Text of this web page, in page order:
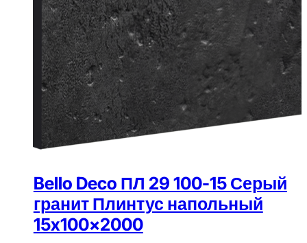
Bello Deco ПЛ 29 100-15 Серый
гранит Плинтус напольный
15x100x2000